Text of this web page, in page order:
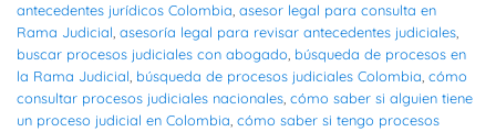
antecedentes jurídicos Colombia asesor legal para consulta en
Rama Judicial asesoría legal para revisar antecedentes judiciales
buscar procesos judiciales con abogado búsqueda de procesos en
la Rama Judicial búsqueda de procesos judiciales Colombia cómo
consultar procesos judiciales nacionales cómo saber si alguien tiene
un proceso judicial en Colombia cómo saber si tengo procesos